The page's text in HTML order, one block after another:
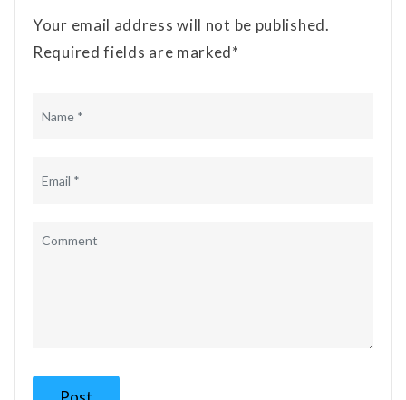
Your email address will not be published.
Required fields are marked*